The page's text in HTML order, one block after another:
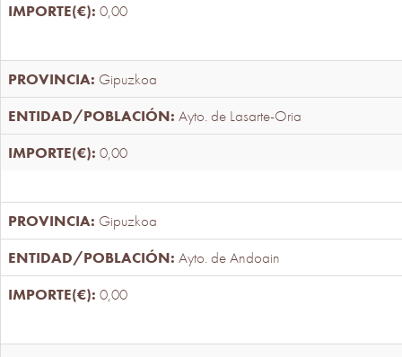
0,00
Gipuzkoa
Ayto. de Lasarte-Oria
0,00
Gipuzkoa
Ayto. de Andoain
0,00